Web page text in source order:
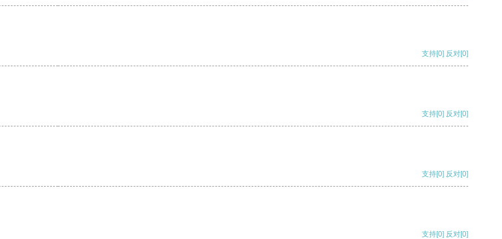
支持[0] 反对[0]
支持[0] 反对[0]
支持[0] 反对[0]
支持[0] 反对[0]